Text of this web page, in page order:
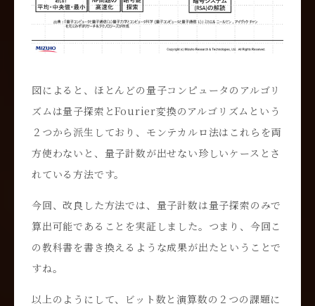
図によると、ほとんどの量子コンピュータのアルゴリ
ズムは量子探索とFourier変換のアルゴリズムという
２つから派生しており、モンテカルロ法はこれらを両
方使わないと、量子計数が出せない珍しいケースとさ
れている方法です。
今回、改良した方法では、量子計数は量子探索のみで
算出可能であることを実証しました。つまり、今回こ
の教科書を書き換えるような成果が出たということで
すね。
以上のようにして、ビット数と演算数の２つの課題に